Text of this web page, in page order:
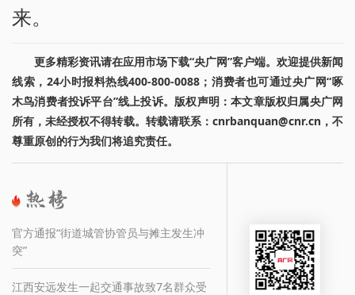
来。
更多精彩资讯请在应用市场下载“央广网”客户端。欢迎提供新闻
线索，24小时报料热线400-800-0088；消费者也可通过央广网“啄
木鸟消费者投诉平台”线上投诉。版权声明：本文章版权归属央广网
所有，未经授权不得转载。转载请联系：cnrbanquan@cnr.cn，不
尊重原创的行为我们将追究责任。
官方通报“街道城管协管员与摊主发生冲
突”
江西安远发生一起交通事故致7名群众受